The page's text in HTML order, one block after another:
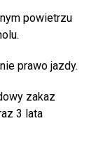
powietrzu
prawo jazdy.
zakaz
3 lata